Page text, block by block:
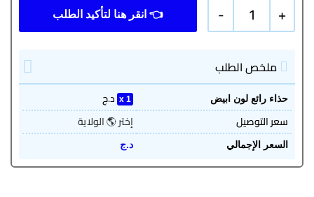
+
1
-
ملخص الطلب
حذاء رائع لون ابيض 1
د.ج
سعر التوصيل
إختر 🌎 الولاية
السعر الإجمالي د.ج